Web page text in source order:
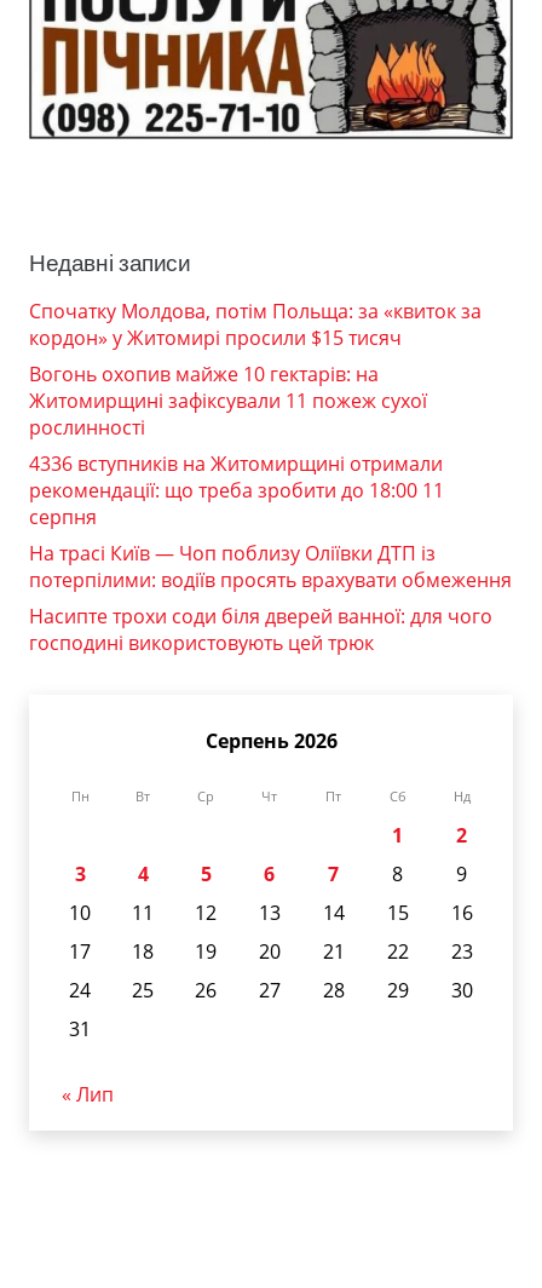
Недавні записи
Спочатку Молдова, потім Польща: за «квиток за
кордон» у Житомирі просили $15 тисяч
Вогонь охопив майже 10 гектарів: на
Житомирщині зафіксували 11 пожеж сухої
рослинності
4336 вступників на Житомирщині отримали
рекомендації: що треба зробити до 18:00 11
серпня
На трасі Київ — Чоп поблизу Оліївки ДТП із
потерпілими: водіїв просять врахувати обмеження
Насипте трохи соди біля дверей ванної: для чого
господині використовують цей трюк
Серпень 2026
Пн Вт Ср Чт Пт Сб Нд
1
2
3
4 5 6 7 8
9
10
11 12 13 14 15
16
17
18 19 20 21 22
23
24
25 26 27 28 29
30
31
« Лип